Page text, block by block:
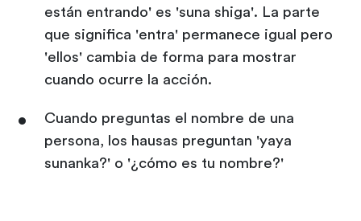
están entrando' es 'suna shiga'. La parte
que significa 'entra' permanece igual pero
'ellos' cambia de forma para mostrar
cuando ocurre la acción.
Cuando preguntas el nombre de una
persona, los hausas preguntan 'yaya
sunanka?' o '¿cómo es tu nombre?'